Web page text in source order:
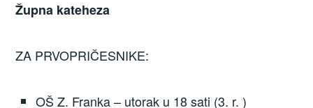
Župna kateheza
ZA PRVOPRIČESNIKE:
OŠ Z. Franka – utorak u 18 sati (3. r. )